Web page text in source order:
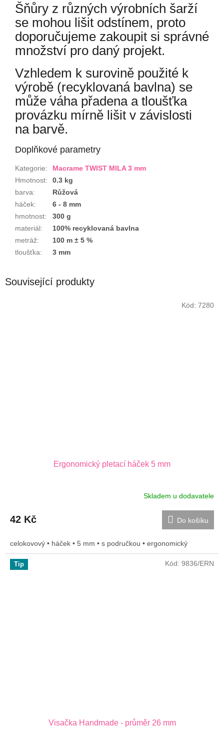
Šňůry z různých výrobních šarží
se mohou lišit odstínem, proto
doporučujeme zakoupit si správné
množství pro daný projekt.
Vzhledem k surovině použité k
výrobě (recyklovaná bavlna) se
může váha přadena a tloušťka
provázku mírně lišit v závislosti
na barvě.
Doplňkové parametry
Kategorie:
Macrame TWIST MILA 3 mm
Hmotnost:
0.3 kg
barva:
Růžová
háček:
6 - 8 mm
hmotnost:
300 g
materiál:
100% recyklovaná bavlna
metráž:
100 m ± 5 %
tloušťka: 3 mm
Související produkty
Ergonomický pletací háček 5 mm
Skladem u dodavatele
42 Kč Do košíku
celokovový • háček • 5 mm • s područkou • ergonomický
Kód: 7280
Tip
Visačka Handmade - průměr 26 mm
Kód: 9836/ERN